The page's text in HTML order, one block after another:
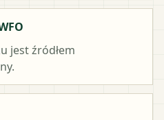
jest źródłem